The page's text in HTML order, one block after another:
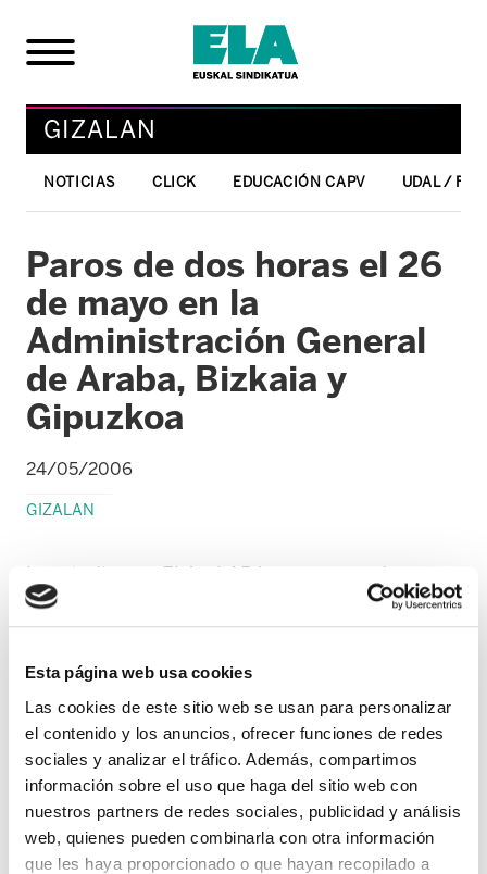
Esta página web usa cookies
Las cookies de este sitio web se usan para personalizar
el contenido y los anuncios, ofrecer funciones de redes
sociales y analizar el tráfico. Además, compartimos
información sobre el uso que haga del sitio web con
nuestros partners de redes sociales, publicidad y análisis
web, quienes pueden combinarla con otra información
que les haya proporcionado o que hayan recopilado a
GIZALAN
NOTICIAS CLICK EDUCACIÓN CAPV UDAL /
Paros de dos horas el 26
de mayo en la
Administración General
de Araba, Bizkaia y
Gipuzkoa
24/05/2006
GIZALAN
Los sindicatos ELA y LAB han convocado para
el 26 de mayo a un paro de dos horas a los
Administración General de Araba, Bizkaia y
Gipuzkoa. Los paros serán entre las 13:00 y las
15:00. El objetivo del paro es denunciar la
actuación antidemocrática y prepotente del
equipo de Función Pública. ELA destaca que
Lakua se niega a negociar e impone sus
condiciones en materia de personal.